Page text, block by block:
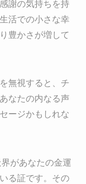
謝の気持ちを持
活での小さな幸
豊かさが増して
無視すると、チ
なたの内なる声
ージかもしれな
があなたの金運
る証です。その